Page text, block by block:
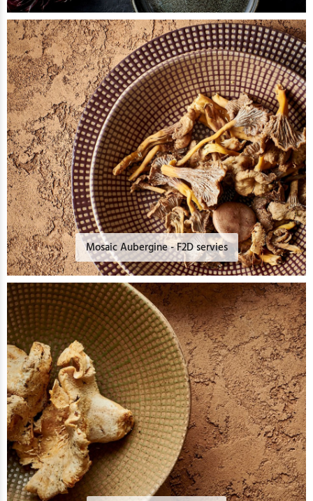
Mosaic Aubergine - F2D servies